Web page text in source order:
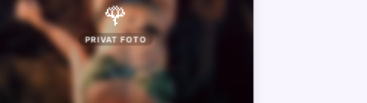
🌹
PRIVAT FOTO